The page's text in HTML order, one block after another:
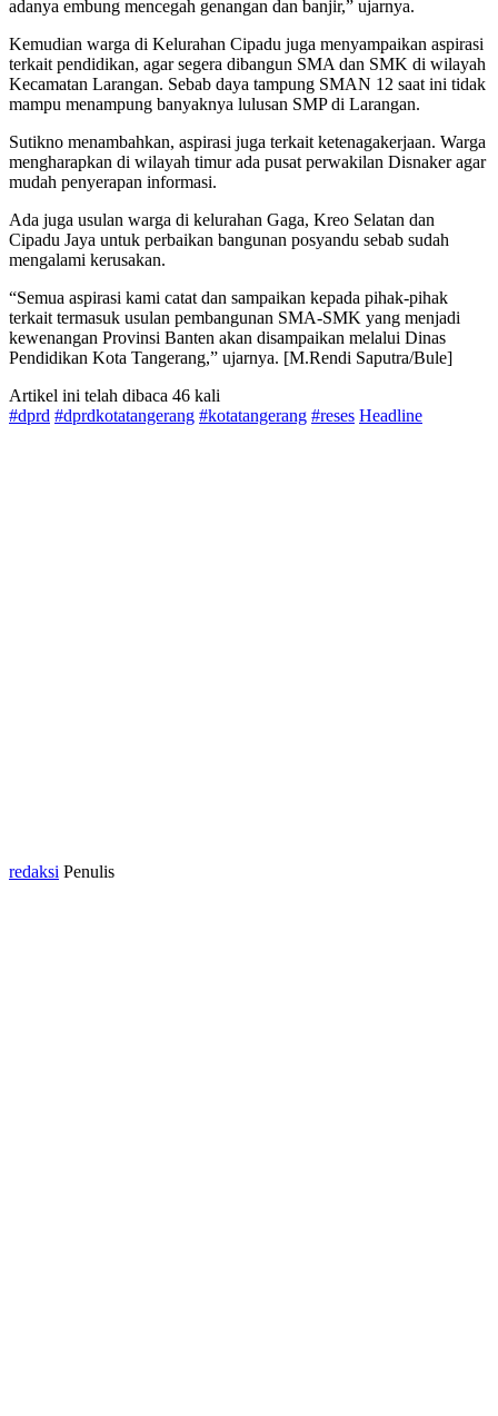
adanya embung mencegah genangan dan banjir,” ujarnya.
Kemudian warga di Kelurahan Cipadu juga menyampaikan aspirasi
terkait pendidikan, agar segera dibangun SMA dan SMK di wilayah
Kecamatan Larangan. Sebab daya tampung SMAN 12 saat ini tidak
mampu menampung banyaknya lulusan SMP di Larangan.
Sutikno menambahkan, aspirasi juga terkait ketenagakerjaan. Warga
mengharapkan di wilayah timur ada pusat perwakilan Disnaker agar
mudah penyerapan informasi.
Ada juga usulan warga di kelurahan Gaga, Kreo Selatan dan
Cipadu Jaya untuk perbaikan bangunan posyandu sebab sudah
mengalami kerusakan.
“Semua aspirasi kami catat dan sampaikan kepada pihak-pihak
terkait termasuk usulan pembangunan SMA-SMK yang menjadi
kewenangan Provinsi Banten akan disampaikan melalui Dinas
Pendidikan Kota Tangerang,” ujarnya. [M.Rendi Saputra/Bule]
Artikel ini telah dibaca 46 kali
#dprd #dprdkotatangerang #kotatangerang #reses Headline
redaksi Penulis